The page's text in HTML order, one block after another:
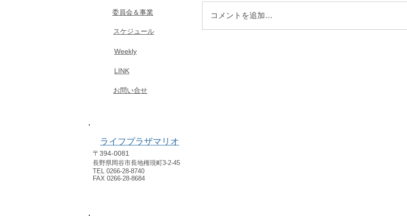
コメントを追加…
ライフプラザマリオ
〒394-0081
長野県岡谷市長地権現町3-2-45
TEL 0266-28-8740
FAX 0266-28-8684
​委員会＆事業
​スケジュール
​Weekly
LINK
​お問い合せ